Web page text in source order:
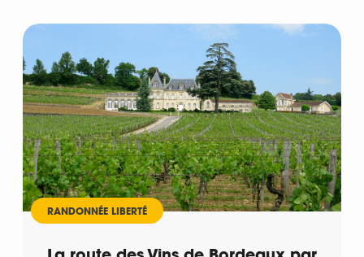
RANDONNÉE LIBERTÉ